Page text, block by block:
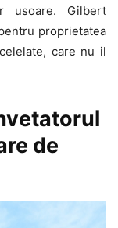
usoare. Gilbert
proprietatea
care nu il
de